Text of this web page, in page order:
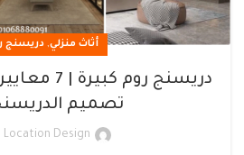
أثاث منزلي, دريسنج
دريسنج
تصميم
Location Design